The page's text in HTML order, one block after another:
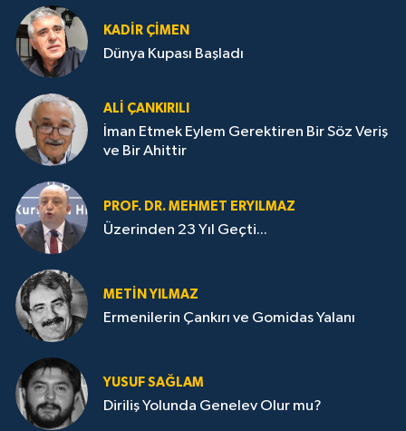
KADIR ÇIMEN
Dünya Kupası Başladı
ALI ÇANKIRILI
İman Etmek Eylem Gerektiren Bir Söz Veriş
ve Bir Ahittir
PROF. DR. MEHMET ERYILMAZ
Üzerinden 23 Yıl Geçti...
METIN YILMAZ
Ermenilerin Çankırı ve Gomidas Yalanı
YUSUF SAĞLAM
Diriliş Yolunda Genelev Olur mu?